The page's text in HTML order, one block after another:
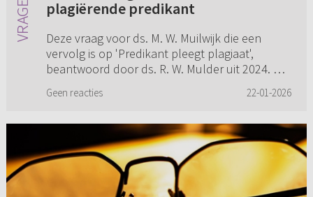
plagiërende predikant
Deze vraag voor ds. M. W. Muilwijk die een
vervolg is op 'Predikant pleegt plagiaat',
beantwoord door ds. R. W. Mulder uit 2024. U
gemeente' naar de mogelij...
Geen reacties 22-01-2026